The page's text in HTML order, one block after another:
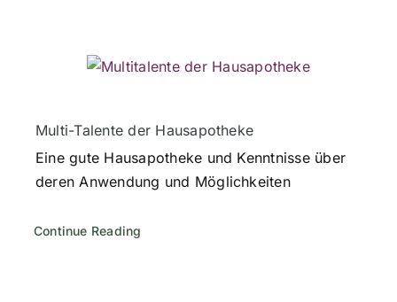
Multi-Talente der Hausapotheke
Eine gute Hausapotheke und Kenntnisse über
deren Anwendung und Möglichkeiten
Continue Reading